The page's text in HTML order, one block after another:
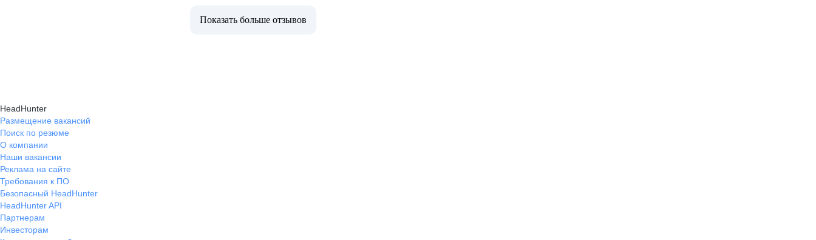
Показать больше отзывов
HeadHunter
Размещение вакансий
Поиск по резюме
О компании
Наши вакансии
Реклама на сайте
Требования к ПО
Безопасный HeadHunter
HeadHunter API
Партнерам
Инвесторам